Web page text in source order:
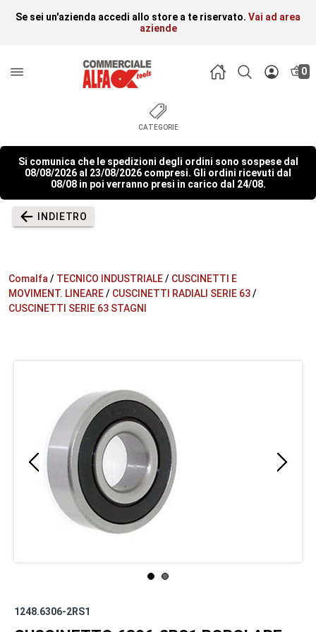
Se sei un'azienda accedi allo store a te riservato. Vai ad area
aziende
0
CATEGORIE
Si comunica che le spedizioni degli ordini sono sospese dal
08/08/2026 al 23/08/2026 compresi. Gli ordini ricevuti dal
08/08 in poi verranno presi in carico dal 24/08.
INDIETRO
Comalfa / TECNICO INDUSTRIALE/ CUSCINETTI E
MOVIMENT. LINEARE/ CUSCINETTI RADIALI SERIE 63/
CUSCINETTI SERIE 63 STAGNI
1248.6306-2RS1